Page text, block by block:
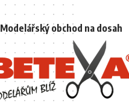
Modelářský obchod na dosah